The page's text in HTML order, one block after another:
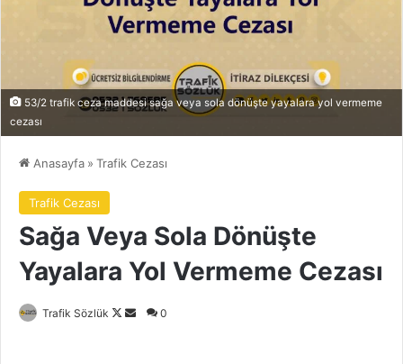
53/2 trafik ceza maddesi sağa veya sola dönüşte yayalara yol vermeme
cezası
Anasayfa » Trafik Cezası
Trafik Cezası
Sağa Veya Sola Dönüşte
Yayalara Yol Vermeme Cezası
Trafik Sözlük
Follow
Bir
0